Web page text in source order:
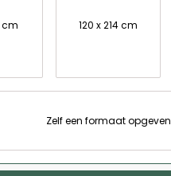
cm 120 x 214 cm
Zelf een formaat opgeven